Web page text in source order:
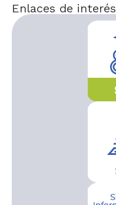
Enlaces de interés